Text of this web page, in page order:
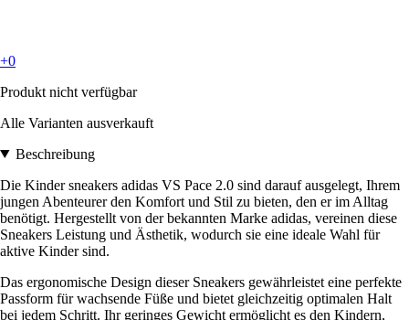
+0
Produkt nicht verfügbar
Alle Varianten ausverkauft
Beschreibung
Die Kinder sneakers adidas VS Pace 2.0 sind darauf ausgelegt, Ihrem
jungen Abenteurer den Komfort und Stil zu bieten, den er im Alltag
benötigt. Hergestellt von der bekannten Marke adidas, vereinen diese
Sneakers Leistung und Ästhetik, wodurch sie eine ideale Wahl für
aktive Kinder sind.
Das ergonomische Design dieser Sneakers gewährleistet eine perfekte
Passform für wachsende Füße und bietet gleichzeitig optimalen Halt
bei jedem Schritt. Ihr geringes Gewicht ermöglicht es den Kindern,